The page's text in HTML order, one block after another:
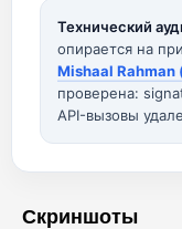
Технический
опирается на
Mishaal Rahman
проверена:
API-вызовы
Скриншоты